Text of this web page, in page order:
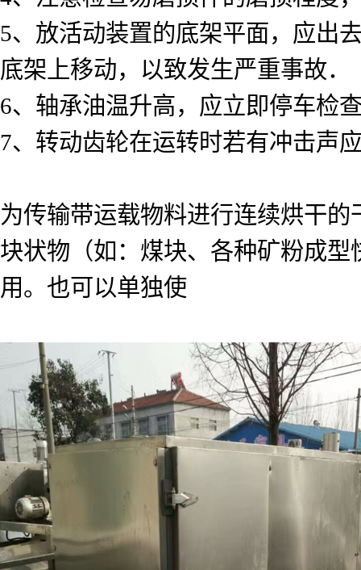
5、放活动装置的底架平面，应出
底架上移动，以致发生严重事故．
6、轴承油温升高，应立即停车检
7、转动齿轮在运转时若有冲击声
为传输带运载物料进行连续烘干
块状物（如：煤块、各种矿粉成
用。也可以单独使